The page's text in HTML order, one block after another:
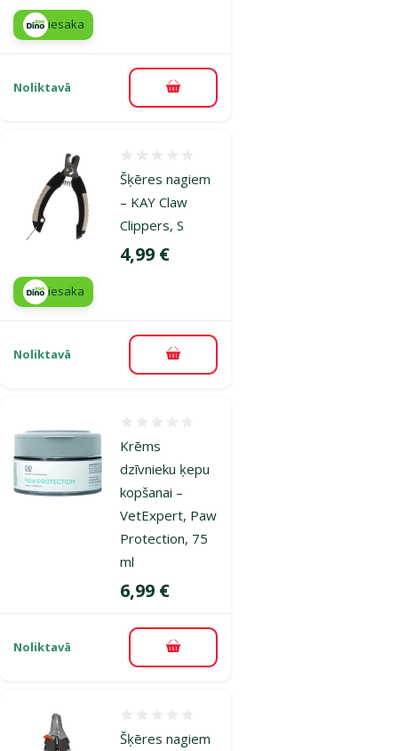
iesaka
Noliktavā Pievienot grozam
Šķēres nagiem
– KAY Claw
Clippers, S
Cena
4,99 €
iesaka
Noliktavā Pievienot grozam
Krēms
dzīvnieku ķepu
kopšanai –
VetExpert, Paw
Protection, 75
ml
Cena
6,99 €
Noliktavā Pievienot grozam
Šķēres nagiem